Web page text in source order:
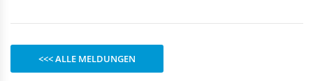
SEBAMID
zu den Produkten
Babywannen
DUSCHWANNEN
ARTIKEL A BIS Z
299 kleine Helfer
<<< ALLE MELDUNGEN